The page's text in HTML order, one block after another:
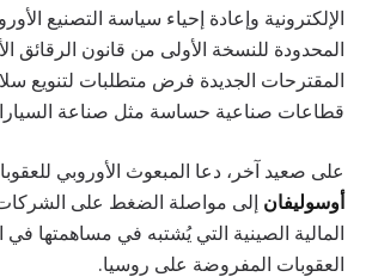
الإلكترونية وإعادة إحياء سياسة التصنيع
المحدودة للنسخة الأولى من قانون الرقائق
المقترحات الجديدة فرض متطلبات لتنويع
قطاعات صناعية حساسة مثل صناعة
على صعيد آخر، دعا المبعوث الأوروبي
أوسوليفان إلى مواصلة الضغط على
المالية الصينية التي يُشتبه في مساهمتها في
العقوبات المفروضة على روسيا.